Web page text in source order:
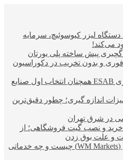
دستگاه لیزر کیوسوئیچ، سرمایه
می‌کند!
گچبری پیش ساخته پلی یورتان
و بدون تخریب در دکوراسیون
چرا محصولات جوشکاری ESAB همچنان انتخاب اول صنایع
اندازه گیری؛ چطور دقیق‌ترین
در شرق تهران
خرید و نصب گیت فروشگاهی؛ از
و علت بوق زدن
بروکر دبلیو ام مارکتس (WM Markets) چیست و چه خدماتی